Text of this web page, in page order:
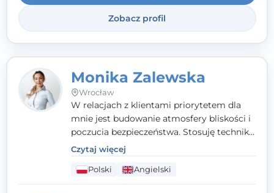
relacjach z Klientami. Istotna dla nie jest
również koncentracja na dostępnych
zasobach.
Zobacz profil
Monika Zalewska
Wrocław
W relacjach z klientami priorytetem dla
mnie jest budowanie atmosfery bliskości i
poczucia bezpieczeństwa. Stosuję techniki
poznawczo-behawioralne oraz metody,
które koncentrują się na rozwiązaniach
(TSR). Te polegają na osiąganiu
zamierzonych celów (doprowadzeniu do
Czytaj więcej
Polski Angielski